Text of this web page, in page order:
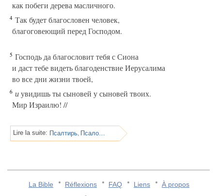
как побеги дерева масличного.
4 Так будет благословен человек,
благоговеющий перед Господом.
5 Господь да благословит тебя с Сиона
и даст тебе видеть благоденствие Иерусалима
во все дни жизни твоей,
6 иувидишь ты сыновей у сыновей твоих.
Мир Израилю! //
Lire la suite: Псалтирь, Псалом 128
La Bible Réflexions FAQ Liens
À propos